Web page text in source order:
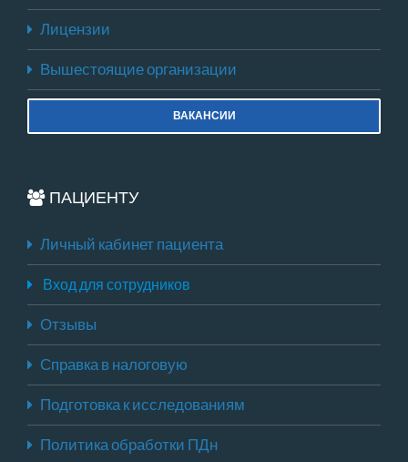
Лицензии
Вышестоящие организации
ВАКАНСИИ
ПАЦИЕНТУ
Личный кабинет пациента
Вход для сотрудников
Отзывы
Справка в налоговую
Подготовка к исследованиям
Политика обработки ПДн